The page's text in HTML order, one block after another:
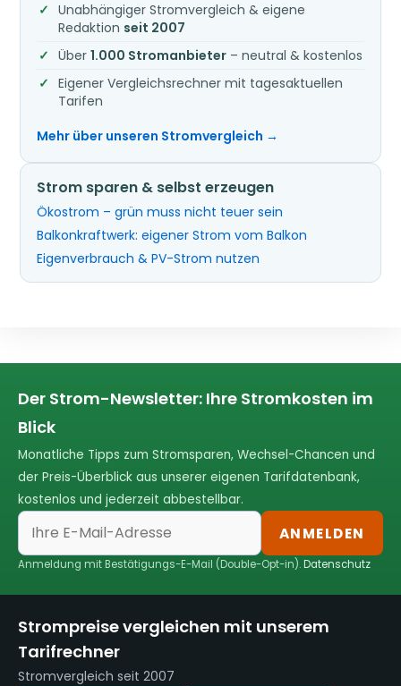
Unabhängiger Stromvergleich & eigene
Redaktion seit 2007
Über1.000 Stromanbieter – neutral & kostenlos
Eigener Vergleichsrechner mit tagesaktuellen
Tarifen
Mehr über unseren Stromvergleich →
Strom sparen & selbst erzeugen
Ökostrom – grün muss nicht teuer sein
Balkonkraftwerk: eigener Strom vom Balkon
Eigenverbrauch & PV-Strom nutzen
Der Strom-Newsletter: Ihre Stromkosten im
Blick
Monatliche Tipps zum Stromsparen, Wechsel-Chancen und
der Preis-Überblick aus unserer eigenen Tarifdatenbank,
kostenlos und jederzeit abbestellbar.
ANMELDEN
Anmeldung mit Bestätigungs-E-Mail (Double-Opt-in).Datenschutz
Strompreise vergleichen mit unserem
Tarifrechner
Stromvergleich seit 2007